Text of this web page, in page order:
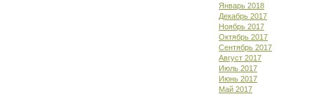
Январь 2018
Декабрь 2017
Ноябрь 2017
Октябрь 2017
Сентябрь 2017
Август 2017
Июль 2017
Июнь 2017
Май 2017